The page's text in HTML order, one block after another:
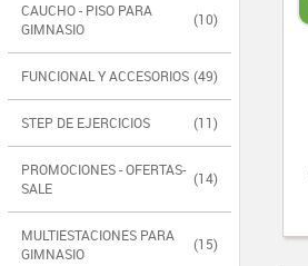
CAUCHO - PISO PARA
GIMNASIO
(10)
FUNCIONAL Y ACCESORIOS (49)
STEP DE EJERCICIOS (11)
PROMOCIONES - OFERTAS-
SALE
(14)
MULTIESTACIONES PARA
GIMNASIO
(15)